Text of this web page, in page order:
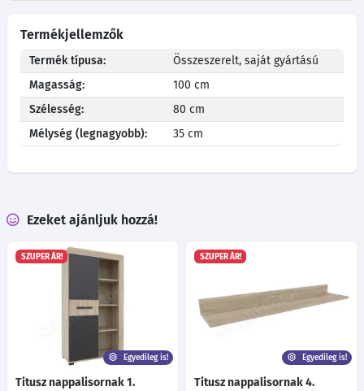
Termékjellemzők
Termék típusa:
Összeszerelt, saját gyártású
Magasság:
100 cm
Szélesség:
80 cm
Mélység (legnagyobb):
35 cm
Ezeket ajánljuk hozzá!
SZUPER ÁR!
Egyedileg is!
Titusz nappalisornak 1.
SZUPER ÁR!
Egyedileg is!
Titusz nappalisornak 4.